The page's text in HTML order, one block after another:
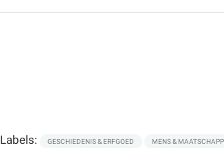
Labels: GESCHIEDENIS & ERFGOED MENS &